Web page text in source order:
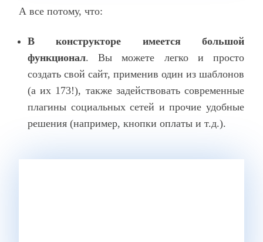
А все потому, что:
В конструкторе имеется большой
функционал. Вы можете легко и просто
создать свой сайт, применив один из шаблонов
(а их 173!), также задействовать современные
плагины социальных сетей и прочие удобные
решения (например, кнопки оплаты и т.д.).